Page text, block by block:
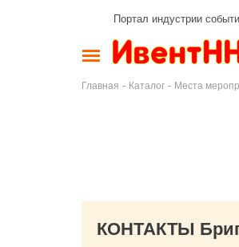
Портал индустрии
Главная - Каталог - Места
КОНТАКТЫ